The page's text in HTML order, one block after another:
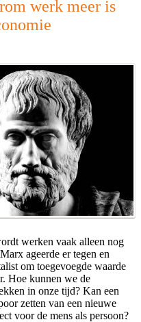
werk meer is
werken vaak alleen nog
ageerde er tegen en
om toegevoegde waarde
Hoe kunnen we de
in onze tijd? Kan een
zetten van een nieuwe
voor de mens als persoon?